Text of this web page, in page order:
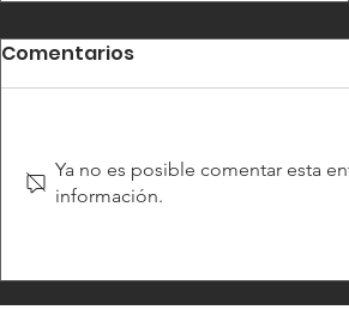
sigue intacto. Lo que ya
no encaja es su
Comentarios
Ya no es posible comentar esta
información.